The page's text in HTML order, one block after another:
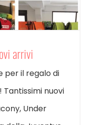
arrivi
per il regalo di
Tantissimi nuovi
Under